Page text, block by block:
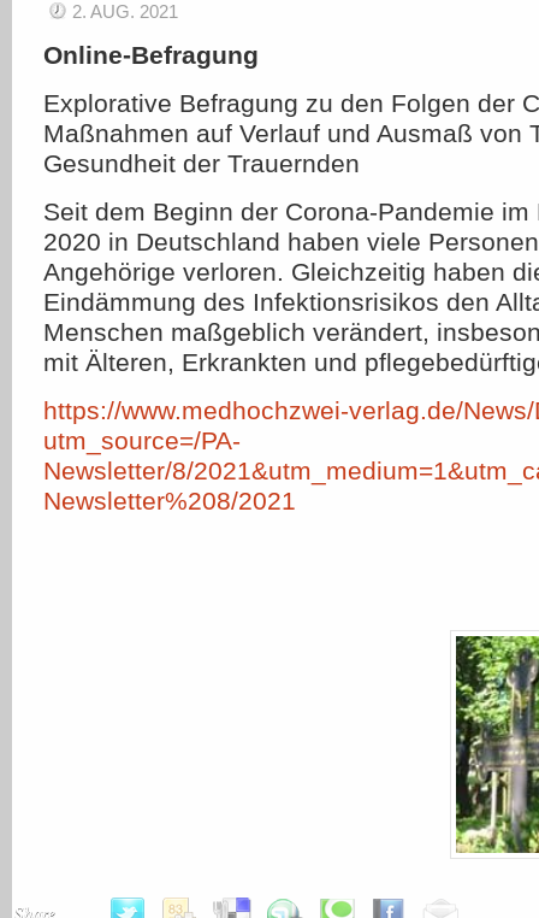
2. AUG. 2021
Online-Befragung
Explorative Befragung zu den Folgen der
Maßnahmen auf Verlauf und Ausmaß von
Gesundheit der Trauernden
Seit dem Beginn der Corona-Pandemie im
2020 in Deutschland haben viele
Angehörige verloren. Gleichzeitig haben
Eindämmung des Infektionsrisikos den
Menschen maßgeblich verändert,
mit Älteren, Erkrankten und
https://www.medhochzwei-verlag.de/
utm_source=/PA-
Newsletter/8/
Newsletter%208/2021
Share